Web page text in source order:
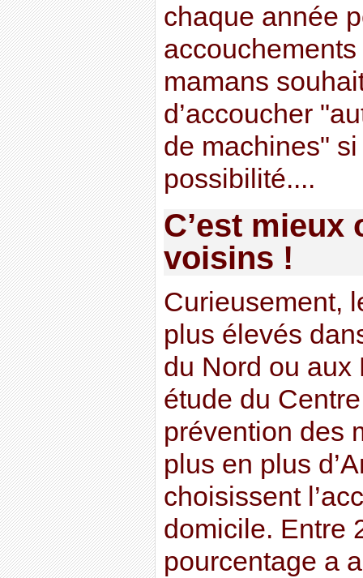
chaque année
mamans
d’accoucher
de machines"
possibilité....
C’est mieux
voisins !
Curieusement,
plus élevés
du Nord ou aux
étude du
prévention des
plus en plus
choisissent
domicile. Entre
pourcentage a